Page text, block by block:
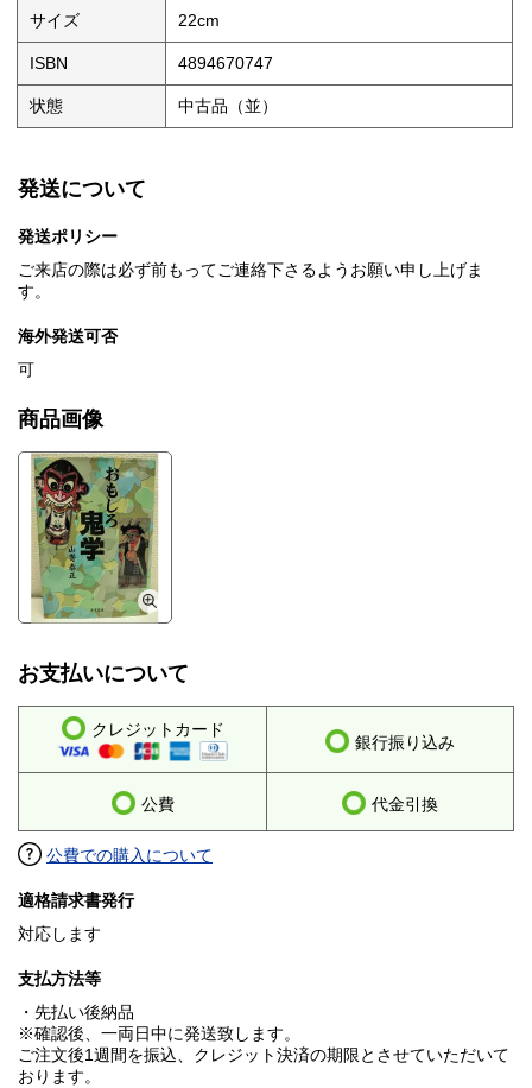
サイズ 22cm
ISBN 4894670747
状態 中古品（並）
発送について
発送ポリシー
ご来店の際は必ず前もってご連絡下さるようお願い申し上げま
す。
海外発送可否
可
商品画像
お支払いについて
クレジットカード
銀行振り込み
公費 代金引換
公費での購入について
適格請求書発行
対応します
支払方法等
・先払い後納品
※確認後、一両日中に発送致します。
ご注文後1週間を振込、クレジット決済の期限とさせていただいて
おります。